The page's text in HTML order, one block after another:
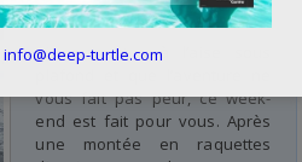
Notre avis
Si vous êtes à l’aise sous
vous fait pas peur, ce week-
end est fait pour vous. Après
une montée en raquettes
info@deep-turtle.com